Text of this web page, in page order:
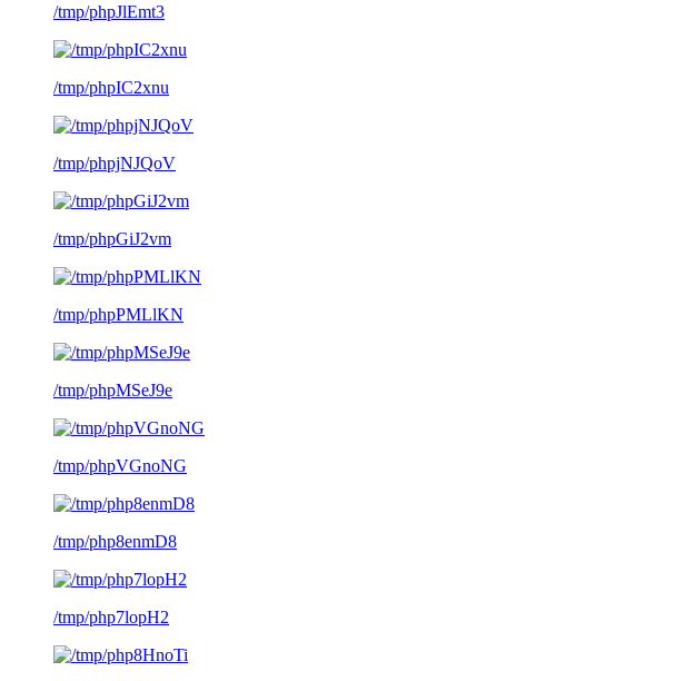
/tmp/phpJlEmt3
/tmp/phpIC2xnu
/tmp/phpjNJQoV
/tmp/phpGiJ2vm
/tmp/phpPMLlKN
/tmp/phpMSeJ9e
/tmp/phpVGnoNG
/tmp/php8enmD8
/tmp/php7lopH2